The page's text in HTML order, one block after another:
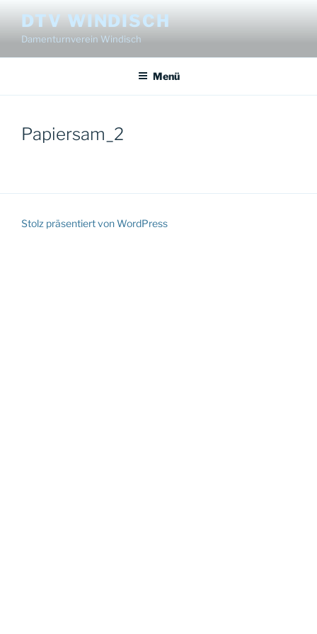
Inhalt
springen
DTV WINDISCH
Damenturnverein Windisch
Menü
Papiersam_2
Stolz präsentiert von WordPress